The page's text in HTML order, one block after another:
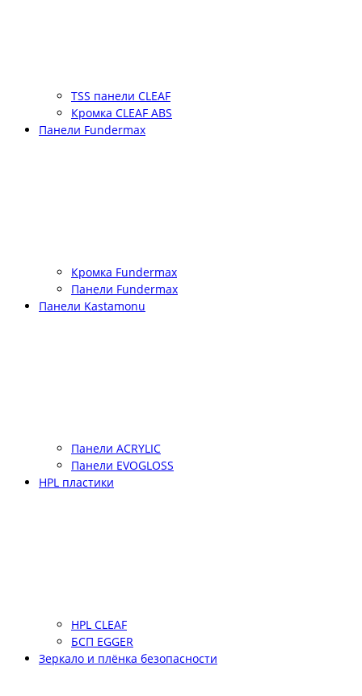
TSS панели CLEAF
Кромка CLEAF ABS
Панели Fundermax
Кромка Fundermax
Панели Fundermax
Панели Kastamonu
Панели ACRYLIC
Панели EVOGLOSS
HPL пластики
HPL CLEAF
БСП EGGER
Зеркало и плёнка безопасности